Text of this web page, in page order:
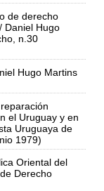
de derecho
/ Daniel Hugo
n.30
Hugo Martins
el Uruguay y en
Uruguaya de
1979)
Oriental del
Derecho